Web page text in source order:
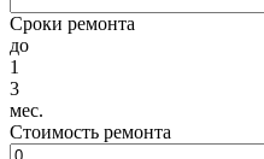
Сроки ремонта
до
1
3
мес.
Стоимость ремонта